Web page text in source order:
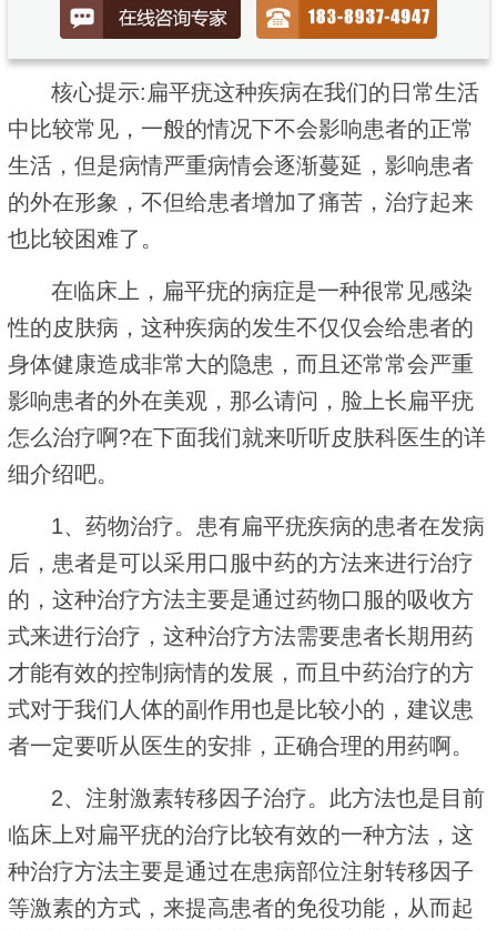
核心提示:扁平疣这种疾病在我们的日常生活
中比较常见，一般的情况下不会影响患者的正常
生活，但是病情严重病情会逐渐蔓延，影响患者
的外在形象，不但给患者增加了痛苦，治疗起来
也比较困难了。
在临床上，扁平疣的病症是一种很常见感染
性的皮肤病，这种疾病的发生不仅仅会给患者的
身体健康造成非常大的隐患，而且还常常会严重
影响患者的外在美观，那么请问，脸上长扁平疣
怎么治疗啊?在下面我们就来听听皮肤科医生的详
细介绍吧。
1、药物治疗。患有扁平疣疾病的患者在发病
后，患者是可以采用口服中药的方法来进行治疗
的，这种治疗方法主要是通过药物口服的吸收方
式来进行治疗，这种治疗方法需要患者长期用药
才能有效的控制病情的发展，而且中药治疗的方
式对于我们人体的副作用也是比较小的，建议患
者一定要听从医生的安排，正确合理的用药啊。
2、注射激素转移因子治疗。此方法也是目前
临床上对扁平疣的治疗比较有效的一种方法，这
种治疗方法主要是通过在患病部位注射转移因子
等激素的方式，来提高患者的免役功能，从而起